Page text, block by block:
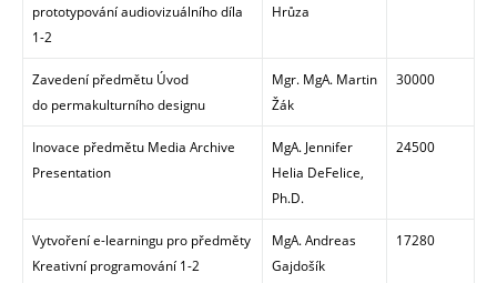
prototypování audiovizuálního díla
1-2
Hrůza
Zavedení předmětu Úvod
do permakulturního designu
Mgr. MgA. Martin
Žák
30000
Inovace předmětu Media Archive
Presentation
MgA. Jennifer
Helia DeFelice,
Ph.D.
24500
Vytvoření e-learningu pro předměty
Kreativní programování 1-2
MgA. Andreas
Gajdošík
17280